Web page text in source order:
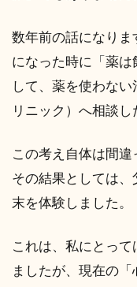
数年前の話になりま
になった時に「薬
して、薬を使わな
リニック）へ相談し
この考え自体は間違
その結果としては
末を体験しました。
これは、私にとって
ましたが、現在の